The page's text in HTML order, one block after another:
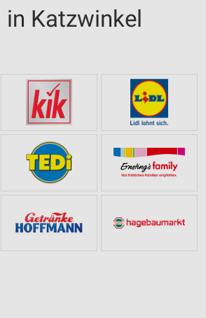
in Katzwinkel